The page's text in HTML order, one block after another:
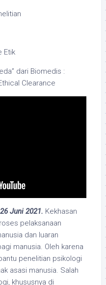
Etik
dari Biomedis :
Clearance
Juni 2021. Kekhasan
pelaksanaan
dan luaran
manusia. Oleh karena
penelitian psikologi
asasi manusia. Salah
khususnya di